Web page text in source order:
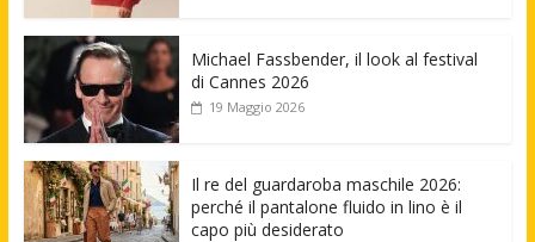
Michael Fassbender, il look al festival
di Cannes 2026
19 Maggio 2026
Il re del guardaroba maschile 2026:
perché il pantalone fluido in lino è il
capo più desiderato